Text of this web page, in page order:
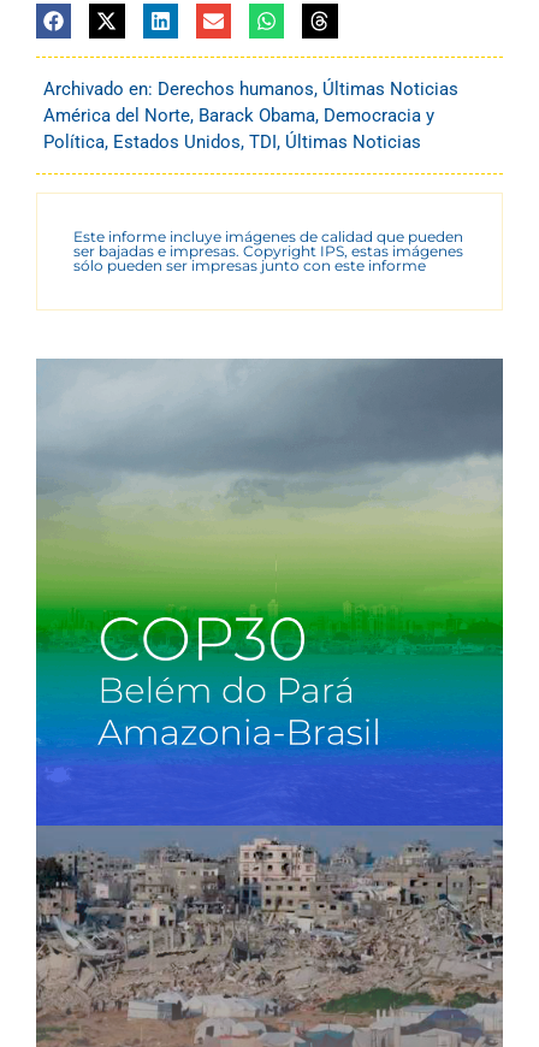
Archivado en: Derechos humanos, Últimas Noticias
América del Norte, Barack Obama, Democracia y
Política, Estados Unidos, TDI, Últimas Noticias
Este informe incluye imágenes de calidad que pueden
ser bajadas e impresas. Copyright IPS, estas imágenes
sólo pueden ser impresas junto con este informe